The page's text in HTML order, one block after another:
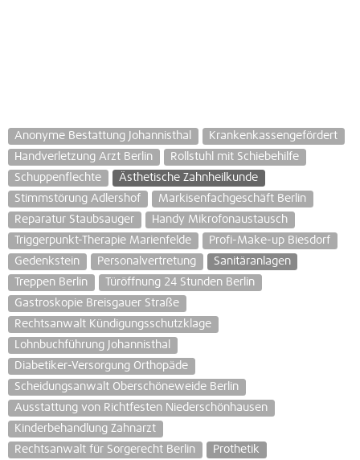
Anonyme Bestattung Johannisthal
Krankenkassengefördert
Handverletzung Arzt Berlin
Rollstuhl mit Schiebehilfe
Schuppenflechte
Ästhetische Zahnheilkunde
Stimmstörung Adlershof
Markisenfachgeschäft Berlin
Reparatur Staubsauger
Handy Mikrofonaustausch
Triggerpunkt-Therapie Marienfelde
Profi-Make-up Biesdorf
Gedenkstein
Personalvertretung
Sanitäranlagen
Treppen Berlin
Türöffnung 24 Stunden Berlin
Gastroskopie Breisgauer Straße
Rechtsanwalt Kündigungsschutzklage
Lohnbuchführung Johannisthal
Diabetiker-Versorgung Orthopäde
Scheidungsanwalt Oberschöneweide Berlin
Ausstattung von Richtfesten Niederschönhausen
Kinderbehandlung Zahnarzt
Rechtsanwalt für Sorgerecht Berlin
Prothetik